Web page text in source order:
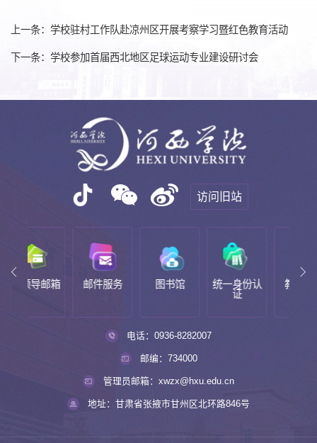
上一条：学校驻村工作队赴凉州区开展考察学习暨红色教育活动
下一条：学校参加首届西北地区足球运动专业建设研讨会
访问旧站
邮件服务 图书馆
统一身份认
教务系统
电话：0936-8282007
邮编：734000
管理员邮箱：xwzx@hxu.edu.cn
地址：甘肃省张掖市甘州区北环路846号